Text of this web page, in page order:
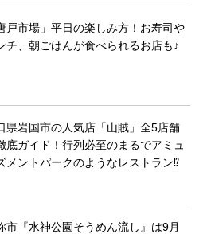
戸市場」平日の楽しみ方！お寿司や
チ、朝ごはんが食べられるお店も♪
県岩国市の人気店「山賊」全5店舗
底ガイド！行列必至のまるでアミュ
メントパークのようなレストラン⁉
市『水神公園そうめん流し』は9月